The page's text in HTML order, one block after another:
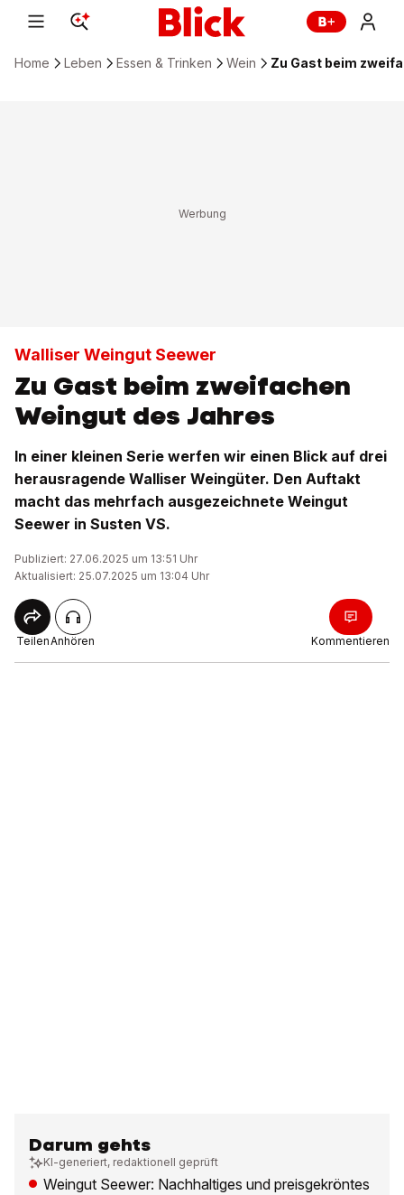
Home Leben Essen & Trinken Wein Zu Gast beim
Walliser Weingut Seewer
Zu Gast beim zweifachen
Weingut des Jahres
In einer kleinen Serie werfen wir einen Blick auf drei
herausragende Walliser Weingüter. Den Auftakt
macht das mehrfach ausgezeichnete Weingut
Seewer in Susten VS.
Publiziert: 27.06.2025 um 13:51 Uhr
Aktualisiert: 25.07.2025 um 13:04 Uhr
TeilenAnhören Kommentieren
Darum gehts
KI-generiert, redaktionell geprüft
Weingut Seewer: Nachhaltiges und preisgekröntes